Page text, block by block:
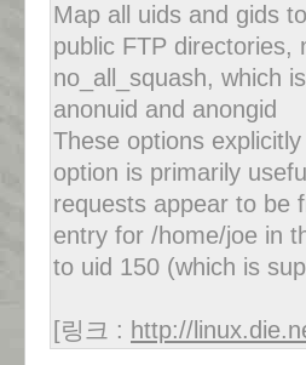
Map all uids and gids
public FTP directories,
no_all_squash, which
anonuid and anongid
These options
option is primarily
requests appear to be
entry for /home/joe in
to uid 150 (which is
[링크 : http://